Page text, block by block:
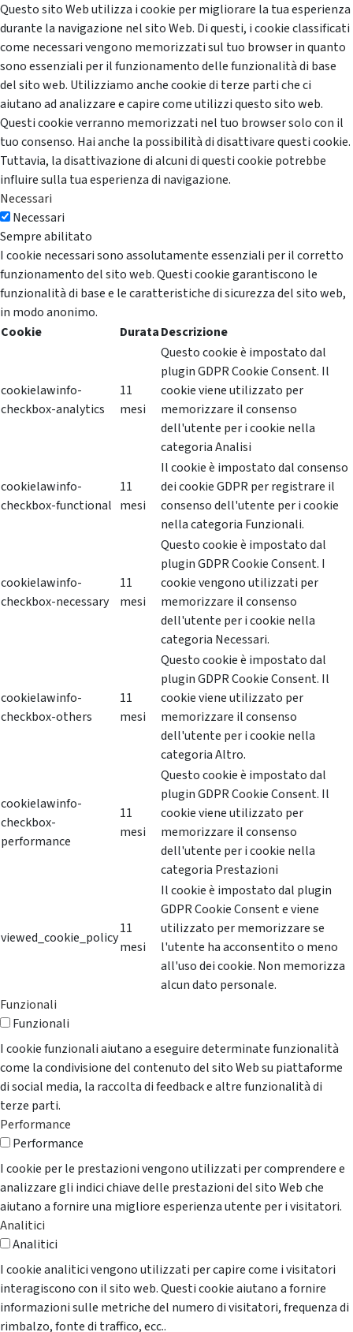
Questo sito Web utilizza i cookie per migliorare la tua esperienza
durante la navigazione nel sito Web. Di questi, i cookie classificati
come necessari vengono memorizzati sul tuo browser in quanto
sono essenziali per il funzionamento delle funzionalità di base
del sito web. Utilizziamo anche cookie di terze parti che ci
aiutano ad analizzare e capire come utilizzi questo sito web.
Questi cookie verranno memorizzati nel tuo browser solo con il
tuo consenso. Hai anche la possibilità di disattivare questi cookie.
Tuttavia, la disattivazione di alcuni di questi cookie potrebbe
influire sulla tua esperienza di navigazione.
Necessari
Necessari
Sempre abilitato
I cookie necessari sono assolutamente essenziali per il corretto
funzionamento del sito web. Questi cookie garantiscono le
funzionalità di base e le caratteristiche di sicurezza del sito web,
in modo anonimo.
Cookie
DurataDescrizione
cookielawinfo-
checkbox-analytics
11
mesi
Questo cookie è impostato dal
plugin GDPR Cookie Consent. Il
cookie viene utilizzato per
memorizzare il consenso
dell'utente per i cookie nella
categoria Analisi
cookielawinfo-
checkbox-functional
11
mesi
Il cookie è impostato dal consenso
dei cookie GDPR per registrare il
consenso dell'utente per i cookie
nella categoria Funzionali.
cookielawinfo-
checkbox-necessary
11
mesi
Questo cookie è impostato dal
plugin GDPR Cookie Consent. I
cookie vengono utilizzati per
memorizzare il consenso
dell'utente per i cookie nella
categoria Necessari.
cookielawinfo-
checkbox-others
11
mesi
Questo cookie è impostato dal
plugin GDPR Cookie Consent. Il
cookie viene utilizzato per
memorizzare il consenso
dell'utente per i cookie nella
categoria Altro.
cookielawinfo-
checkbox-
performance
11
mesi
Questo cookie è impostato dal
plugin GDPR Cookie Consent. Il
cookie viene utilizzato per
memorizzare il consenso
dell'utente per i cookie nella
categoria Prestazioni
viewed_cookie_policy
11
mesi
Il cookie è impostato dal plugin
GDPR Cookie Consent e viene
utilizzato per memorizzare se
l'utente ha acconsentito o meno
all'uso dei cookie. Non memorizza
alcun dato personale.
Funzionali
Funzionali
I cookie funzionali aiutano a eseguire determinate funzionalità
come la condivisione del contenuto del sito Web su piattaforme
di social media, la raccolta di feedback e altre funzionalità di
terze parti.
Performance
Performance
I cookie per le prestazioni vengono utilizzati per comprendere e
analizzare gli indici chiave delle prestazioni del sito Web che
aiutano a fornire una migliore esperienza utente per i visitatori.
Analitici
Analitici
I cookie analitici vengono utilizzati per capire come i visitatori
interagiscono con il sito web. Questi cookie aiutano a fornire
informazioni sulle metriche del numero di visitatori, frequenza di
rimbalzo, fonte di traffico, ecc..